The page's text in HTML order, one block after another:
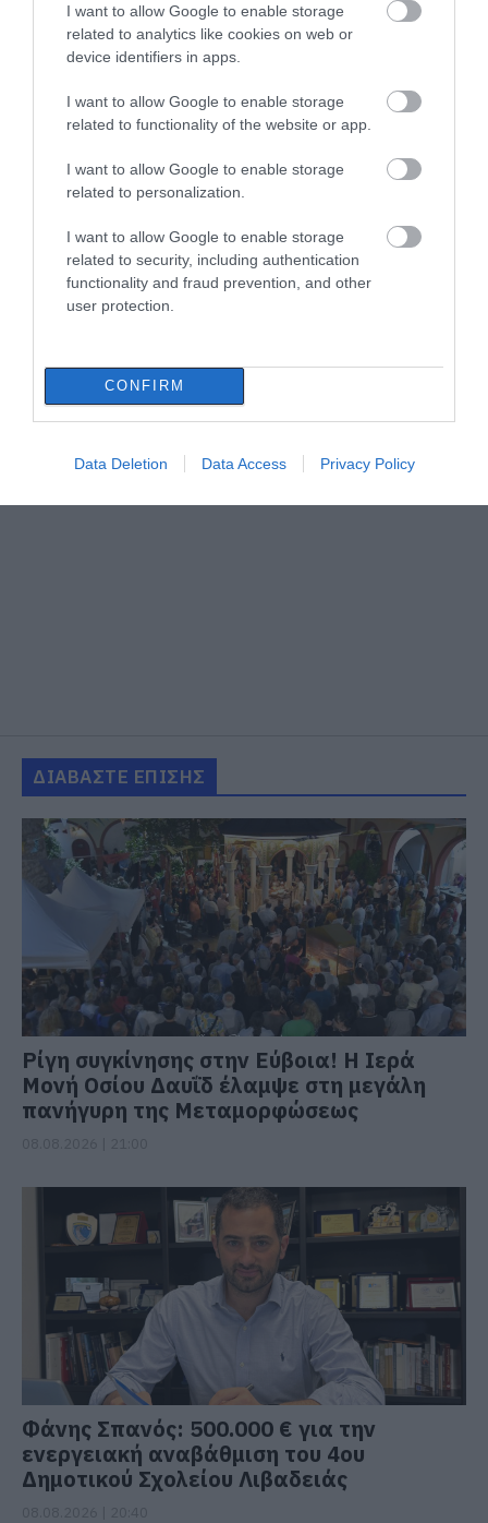
I want to allow Google to enable storage
related to analytics like cookies on web or
device identifiers in apps.
I want to allow Google to enable storage
related to functionality of the website or app.
I want to allow Google to enable storage
related to personalization.
I want to allow Google to enable storage
related to security, including authentication
functionality and fraud prevention, and other
user protection.
CONFIRM
Data Deletion Data Access Privacy Policy
ΔΙΑΒΑΣΤΕ ΕΠΙΣΗΣ
Ρίγη συγκίνησης στην Εύβοια! Η Ιερά
Μονή Οσίου Δαυΐδ έλαμψε στη μεγάλη
πανήγυρη της Μεταμορφώσεως
Φάνης Σπανός: 500.000 € για την
ενεργειακή αναβάθμιση του 4ου
Δημοτικού Σχολείου Λιβαδειάς